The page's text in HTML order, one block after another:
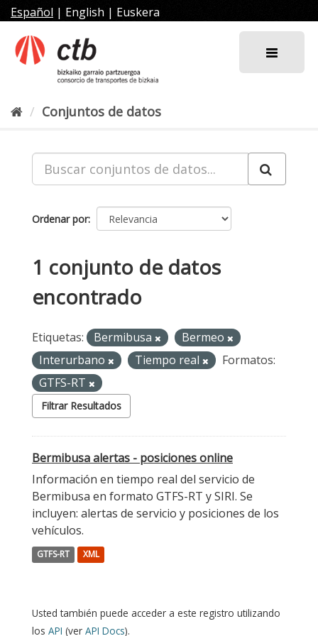
al
contenido
Español | English | Euskera
Conjuntos de datos
Ordenar por
1 conjunto de datos
encontrado
Etiquetas: Bermibusa
Bermeo
Interurbano
Tiempo real
Formatos:
GTFS-RT
Filtrar Resultados
Bermibusa alertas - posiciones online
Información en tiempo real del servicio de
Bermibusa en formato GTFS-RT y SIRI. Se
incluyen: alertas de servicio y posiciones de los
vehículos.
GTFS-RT XML
Usted también puede acceder a este registro utilizando
los API (ver API Docs).